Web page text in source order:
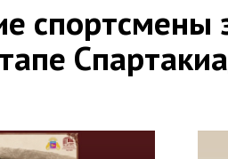
спортсмены